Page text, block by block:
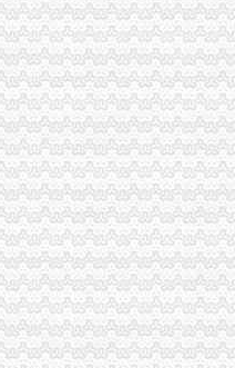
1-10号吗？-爱问知识人
据-中国POI数据
区精装两房,重庆渝中大坪
健身房【重庆健身房吧】_百
摩友交流区-摩托车论坛-
门面出售-重庆爱问分类
国招商网重庆站]
定品牌价值-直辖市重庆装饰
方正视野无遮挡全新未住
使用部分闲置募集资金购买
权质押的公告_网易财经
控股子公司使用部分闲置募
-58企业名录